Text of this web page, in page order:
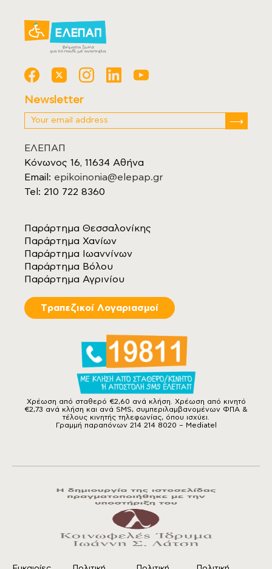
Newsletter
ΕΛΕΠΑΠ
Κόνωνος 16, 11634 Αθήνα
Email: epikoinonia@elepap.gr
Tel: 210 722 8360
Παράρτημα Θεσσαλονίκης
Παράρτημα Χανίων
Παράρτημα Ιωαννίνων
Παράρτημα Βόλου
Παράρτημα Αγρινίου
Tραπεζικοί Λογαριασμοί
Χρέωση από σταθερό €2,60 ανά κλήση. Χρέωση από κινητό
€2,73 ανά κλήση και ανά SMS, συμπεριλαμβανομένων ΦΠΑ &
τέλους κινητής τηλεφωνίας, όπου ισχύει.
Γραμμή παραπόνων 214 214 8020 – Mediatel